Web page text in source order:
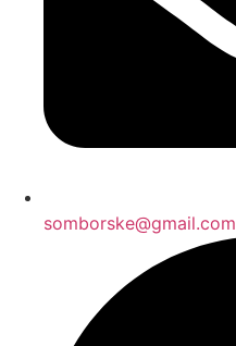
somborske@gmail.com